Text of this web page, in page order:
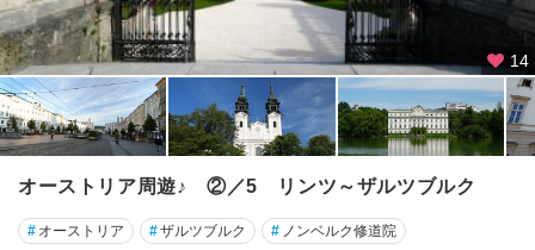
ェ
ル
ト
チ
ロ
ル
ェ
14
オーストリア周遊♪ ②／5 リンツ～ザルツブルク
# オーストリア #ザルツブルク # ノンベルク修道院